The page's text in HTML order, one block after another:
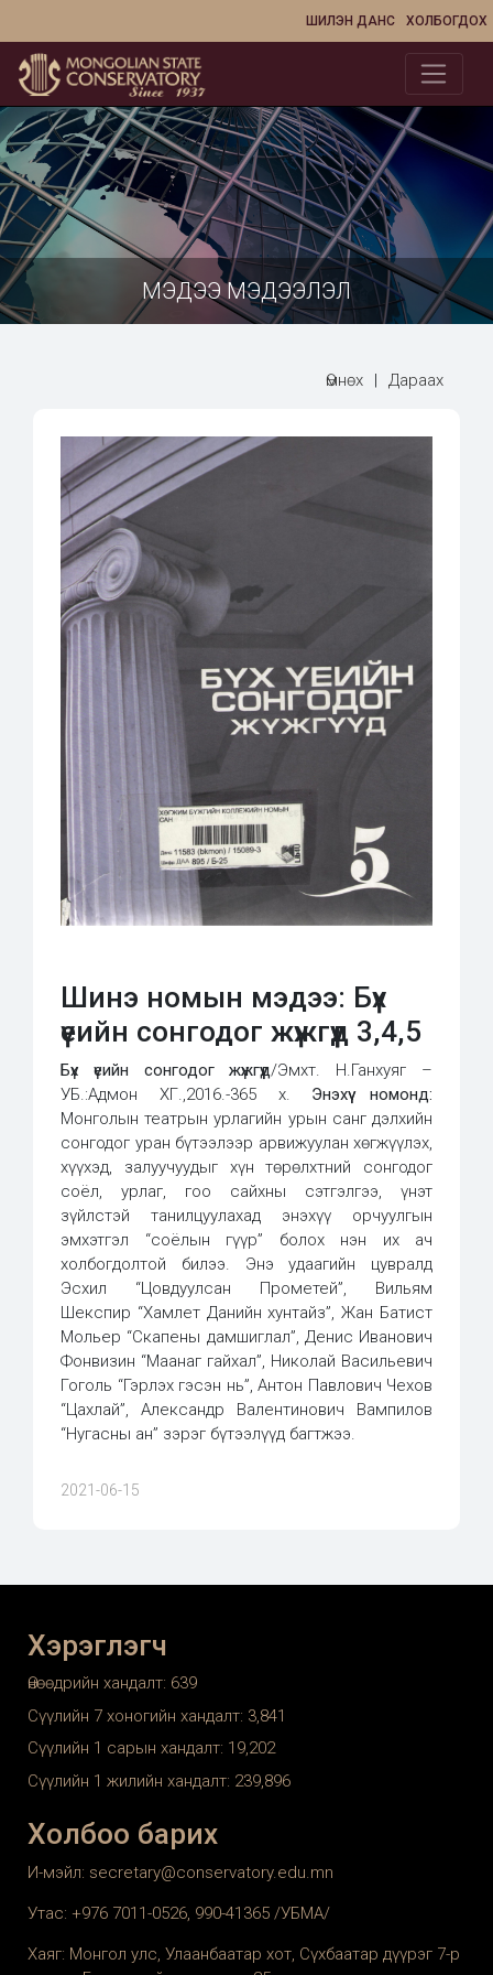
ХОЛБОГДОХ
ШИЛЭН ДАНС
МЭДЭЭ МЭДЭЭЛЭЛ
Өмнөх | Дараах
Шинэ номын мэдээ: Бүх
үеийн сонгодог жүжгүүд 3,4,5
Бүх үеийн сонгодог жүжгүүд/Эмхт. Н.Ганхуяг –
УБ.:Адмон ХГ.,2016.-365 х. Энэхүү номонд:
Монголын театрын урлагийн урын санг дэлхийн
сонгодог уран бүтээлээр арвижуулан хөгжүүлэх,
хүүхэд, залуучуудыг хүн төрөлхтний сонгодог
соёл, урлаг, гоо сайхны сэтгэлгээ, үнэт
зүйлстэй танилцуулахад энэхүү орчуулгын
эмхэтгэл “соёлын гүүр” болох нэн их ач
холбогдолтой билээ. Энэ удаагийн цувралд
Эсхил “Цовдуулсан Прометей”, Вильям
Шекспир “Хамлет Данийн хунтайз”, Жан Батист
Мольер “Скапены дамшиглал”, Денис Иванович
Фонвизин “Маанаг гайхал”, Николай Васильевич
Гоголь “Гэрлэх гэсэн нь”, Антон Павлович Чехов
“Цахлай”, Александр Валентинович Вампилов
“Нугасны ан” зэрэг бүтээлүүд багтжээ.
2021-06-15
Хэрэглэгч
Өнөөдрийн хандалт: 639
Сүүлийн 7 хоногийн хандалт: 3,841
Сүүлийн 1 сарын хандалт: 19,202
Сүүлийн 1 жилийн хандалт: 239,896
Холбоо барих
И-мэйл: secretary@conservatory.edu.mn
Утас: +976 7011-0526, 990-41365 /УБМА/
Хаяг: Монгол улс, Улаанбаатар хот, Сүхбаатар дүүрэг 7-р